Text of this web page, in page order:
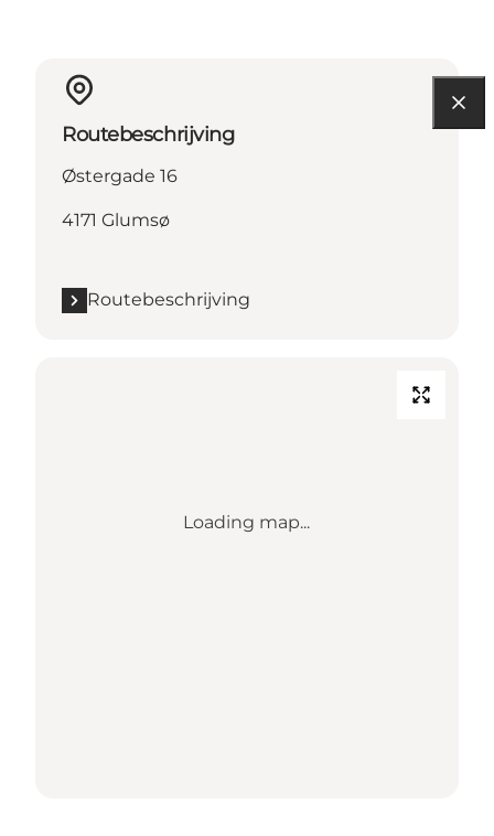
Routebeschrijving
Østergade 16
4171 Glumsø
Routebeschrijving
Loading map...